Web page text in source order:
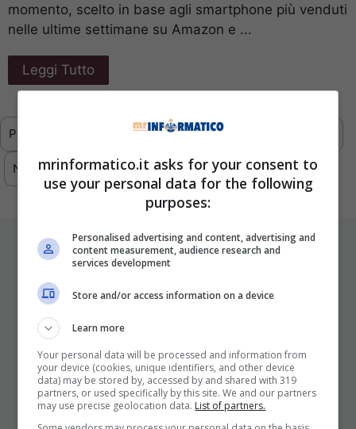
momento, scelto in base agli smartphone più venduti
nelle ultime settimane su Amazon e ...
Leggi Tutto
Previous 3 4
Next
ULTIMI ARTICOLI
I Pro E I Contro Di Una Nuova Moda
mrinformatico.it asks for your consent to
use your personal data for the following
purposes:
Personalised advertising and content, advertising and
content measurement, audience research and
services development
Store and/or access information on a device
Learn more
Your personal data will be processed and information from
your device (cookies, unique identifiers, and other device
data) may be stored by, accessed by and shared with 319
partners, or used specifically by this site. We and our partners
may use precise geolocation data. List of partners.